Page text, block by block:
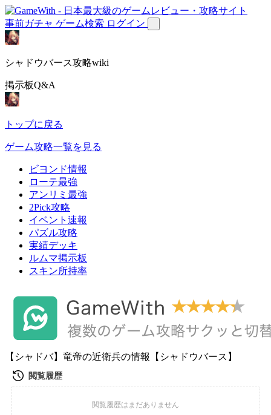
事前ガチャ ゲーム検索 ログイン
シャドウバース攻略wiki
掲示板Q&A
トップに戻る
ゲーム攻略一覧を見る
ビヨンド情報
ローテ最強
アンリミ最強
2Pick攻略
イベント速報
パズル攻略
実績デッキ
ルムマ掲示板
スキン所持率
【シャドバ】竜帝の近衛兵の情報【シャドウバース】